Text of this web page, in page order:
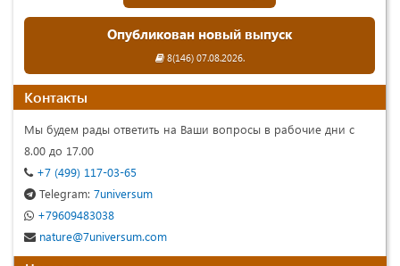
Опубликован новый выпуск
8(146) 07.08.2026.
Контакты
Мы будем рады ответить на Ваши вопросы в рабочие дни с
8.00 до 17.00
+7 (499) 117-03-65
Telegram: 7universum
+79609483038
nature@7universum.com